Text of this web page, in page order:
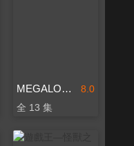
8.0
MEGALOBOX 機甲拳擊 第二季
全 13 集